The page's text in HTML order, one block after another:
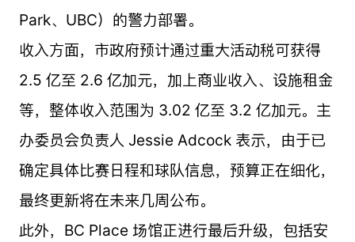
Park、UBC）的警力部署。
收入方面，市政府预计通过重大活动税可获得
2.5 亿至 2.6 亿加元，加上商业收入、设施租金
等，整体收入范围为 3.02 亿至 3.2 亿加元。主
办委员会负责人 Jessie Adcock 表示，由于已
确定具体比赛日程和球队信息，预算正在细化，
最终更新将在未来几周公布。
此外，BC Place 场馆正进行最后升级，包括安